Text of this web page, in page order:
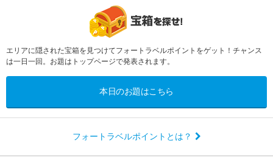
エリアに隠された宝箱を見つけてフォートラベルポイントをゲット！チャンス
は一日一回。お題はトップページで発表されます。
本日のお題はこちら
フォートラベルポイントとは？